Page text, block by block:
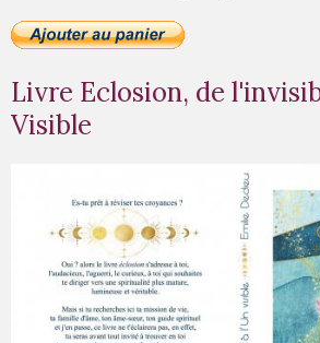
Livre Eclosion, de
Visible